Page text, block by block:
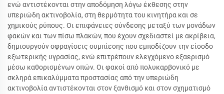
ενώ αντιστέκονται στην αποδόμηση λόγω έκθεσης στην
υπεριώδη ακτινοβολία, στη θερμότητα του κινητήρα και σε
χημικούς ρύπους. Οι επιφάνειες σύνδεσης μεταξύ των μονάδων
φακών και των πίσω πλακών, που έχουν σχεδιαστεί με ακρίβεια,
δημιουργούν σφραγίσεις συμπίεσης που εμποδίζουν την είσοδο
εξωτερικής υγρασίας, ενώ επιτρέπουν ελεγχόμενο εξαερισμό
μέσω καθορισμένων οπών. Οι φακοί από πολυκαρβονικό με
σκληρά επικαλύμματα προστασίας από την υπεριώδη
ακτινοβολία αντιστέκονται στον ξανθισμό και στον σχηματισμό